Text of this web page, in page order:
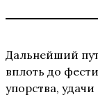
Дальнейший
вплоть до
упорства,